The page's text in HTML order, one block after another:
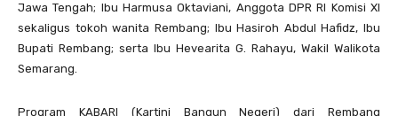
Jawa Tengah; Ibu Harmusa Oktaviani, Anggota DPR RI Komisi XI
sekaligus tokoh wanita Rembang; Ibu Hasiroh Abdul Hafidz, Ibu
Bupati Rembang; serta Ibu Hevearita G. Rahayu, Wakil Walikota
Semarang.
Program KABARI (Kartini Bangun Negeri) dari Rembang